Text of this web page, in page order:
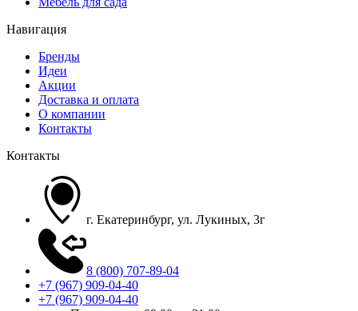
Навигация
Бренды
Идеи
Акции
Доставка и оплата
О компании
Контакты
Контакты
г. Екатеринбург, ул. Лукиных, 3г
8 (800) 707-89-04
+7 (967) 909-04-40
+7 (967) 909-04-40